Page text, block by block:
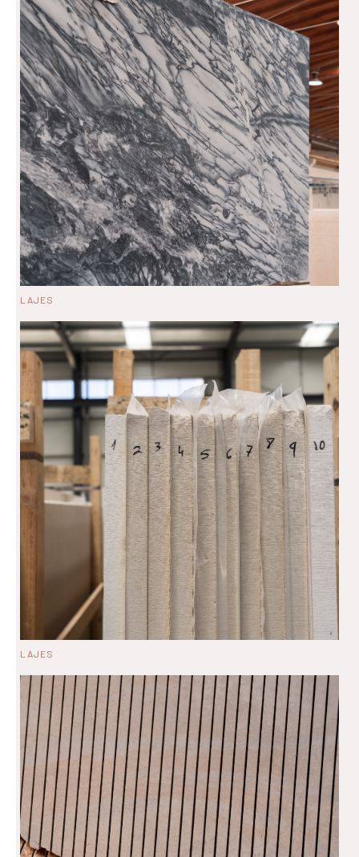
LAJES
LAJES